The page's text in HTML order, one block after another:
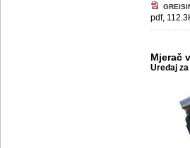
pdf,
Mjerač
Uređaj